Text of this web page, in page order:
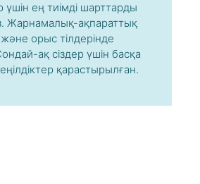
үшін ең тиімді шарттарды
Жарнамалық-ақпараттық
орыс тілдерінде
ақ сіздер үшін басқа
қарастырылған.